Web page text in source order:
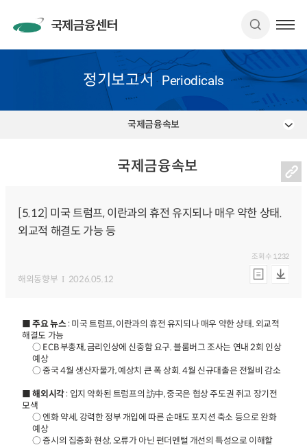
정기보고서 Periodicals
국제금융속보
국제금융속보
[5.12] 미국 트럼프, 이란과의 휴전 유지되나 매우 약한 상태.
외교적 해결도 가능 등
해외동향부 2026.05.12
조회수 1,232
■주요 뉴스: 미국 트럼프, 이란과의 휴전 유지되나 매우 약한 상태. 외교적
해결도 가능
○ ECB 부총재, 금리인상에 신중함 요구. 블룸버그 조사는 연내 2회 인상
예상
○ 중국 4월 생산자물가, 예상치 큰 폭 상회. 4월 신규대출은 전월비 감소
■해외시각: 입지 약화된 트럼프의 訪中, 중국은 협상 주도권 쥐고 장기전
모색
○ 엔화 약세, 강력한 정부 개입에 따른 순매도 포지션 축소 등으로 완화
예상
○ 증시의 집중화 현상, 오류가 아닌 펀더멘털 개선의 특성으로 이해할